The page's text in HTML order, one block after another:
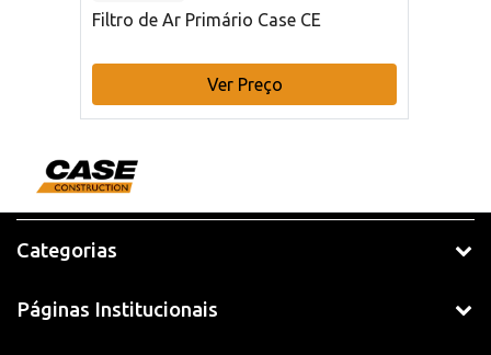
Filtro de Ar Primário Case CE
Ver Preço
Categorias
Páginas Institucionais